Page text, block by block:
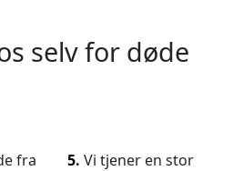
selv for døde
fra
5. Vi tjener en stor